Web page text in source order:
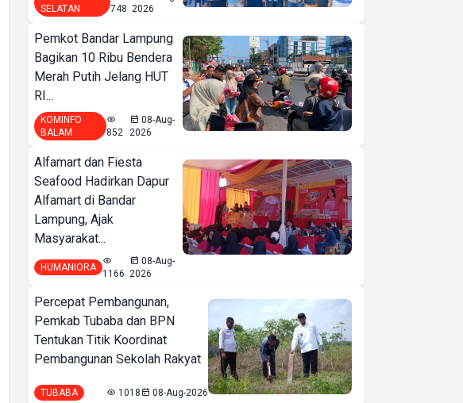
SELATAN
748 2026
Pemkot Bandar Lampung
Bagikan 10 Ribu Bendera
Merah Putih Jelang HUT
RI...
KOMINFO
BALAM
852
08-Aug-
2026
Alfamart dan Fiesta
Seafood Hadirkan Dapur
Alfamart di Bandar
Lampung, Ajak
Masyarakat...
HUMANIORA
1166
08-Aug-
2026
Percepat Pembangunan,
Pemkab Tubaba dan BPN
Tentukan Titik Koordinat
Pembangunan Sekolah Rakyat
TUBABA 1018 08-Aug-2026